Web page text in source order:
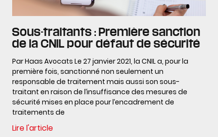
Sous-traitants : Première sanction
de la CNIL pour défaut de sécurité
Par Haas Avocats Le 27 janvier 2021, la CNIL a, pour la
première fois, sanctionné non seulement un
responsable de traitement mais aussi son sous-
traitant en raison de l’insuffisance des mesures de
sécurité mises en place pour l’encadrement de
traitements de
Lire l'article